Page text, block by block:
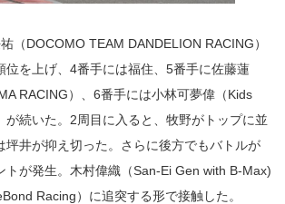
（DOCOMO TEAM DANDELION RACING）
位を上げ、4番手には福住、5番手に佐藤蓮
RACING）、6番手には小林可夢偉（Kids
が続いた。2周目に入ると、牧野がトップに並
坪井が抑え切った。さらに後方でもバトルが
トが発生。木村偉織（San-Ei Gen with B-Max)
Racing）に追突する形で接触した。